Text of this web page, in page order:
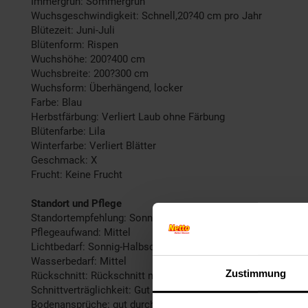
Zustimmung
Wuchsgeschwindigkeit: Schnell,20?40 cm pro Jahr
Blütezeit: Juni-Juli
Blütenform: Rispen
Wuchshöhe: 200?400 cm
Wuchsbreite: 200?300 cm
Wuchsform: Überhängend, locker
Farbe: Blau
Herbstfärbung: Verliert Laub ohne Färbung
Blütenfarbe: Lila
Winterfarbe: Verliert Blätter
Geschmack: X
Frucht: Keine Frucht
Standort und Pflege
Standortempfehlung: Sonnig, windgeschützt
Pflegeaufwand: Mittel
Lichtbedarf: Sonnig-Halbschattig
Wasserbedarf: Mittel
Rückschnitt: Rückschnitt nach der Blüte.
Schnittverträglichkeit: Gut
Bodenansprüche: gut durchlässig, sandig-lehmig